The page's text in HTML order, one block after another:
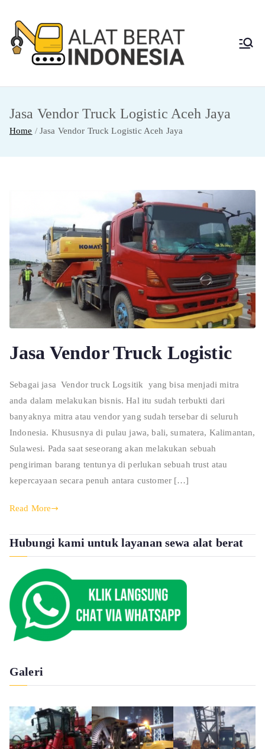
content
Berat
Indon
Jasa Sewa Alat
Jasa Vendor Truck Logistic Aceh Jaya
Home Jasa Vendor Truck Logistic Aceh Jaya
Jasa Vendor Truck Logistic
Sebagai jasa Vendor truck Logsitik yang bisa menjadi mitra
anda dalam melakukan bisnis. Hal itu sudah terbukti dari
banyaknya mitra atau vendor yang sudah tersebar di seluruh
Indonesia. Khususnya di pulau jawa, bali, sumatera, Kalimantan,
Sulawesi. Pada saat seseorang akan melakukan sebuah
pengiriman barang tentunya di perlukan sebuah trust atau
kepercayaan secara penuh antara customer […]
Read More
Hubungi kami untuk layanan sewa alat berat
Galeri